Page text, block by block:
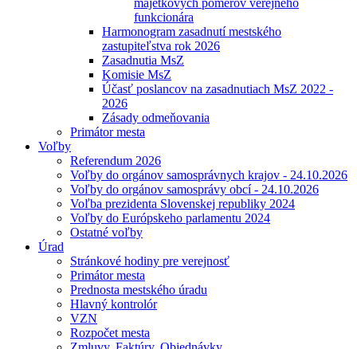
majetkových pomerov verejného
funkcionára
Harmonogram zasadnutí mestského
zastupiteľstva rok 2026
Zasadnutia MsZ
Komisie MsZ
Účasť poslancov na zasadnutiach MsZ 2022 -
2026
Zásady odmeňovania
Primátor mesta
Voľby
Referendum 2026
Voľby do orgánov samosprávnych krajov - 24.10.2026
Voľby do orgánov samosprávy obcí - 24.10.2026
Voľba prezidenta Slovenskej republiky 2024
Voľby do Európskeho parlamentu 2024
Ostatné voľby
Úrad
Stránkové hodiny pre verejnosť
Primátor mesta
Prednosta mestského úradu
Hlavný kontrolór
VZN
Rozpočet mesta